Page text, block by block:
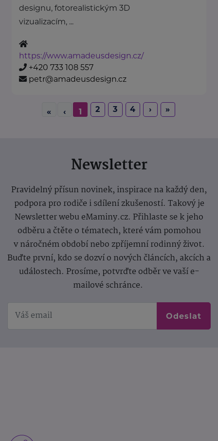
designu, fotorealistickým 3D
vizualizacím, ...
https://www.amadeusdesign.cz/
+420 733 108 557
petr@amadeusdesign.cz
« ‹ 1 2 3 4 › »
Newsletter
Pravidelný přísun novinek, inspirace na každý den,
podpora pro rodiče i sdílení zkušeností. Takový je
Newsletter webu eMaminy.cz. Přihlaste se k jeho
odběru a čtěte o tématech, které vám pomohou
v náročném období nebo zpříjemní rodinný život.
Buďte první, kdo se dozví o nových článcích, akcích a
událostech. Prosíme, potvrďte odběr ve vaší e-
mailové schránce.
Odeslat